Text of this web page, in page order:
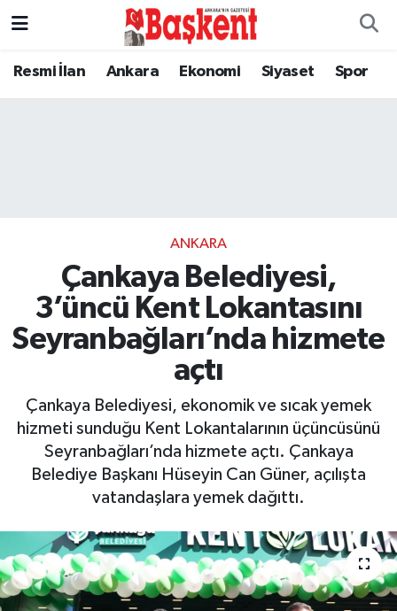
Resmi İlan Ankara Ekonomi Siyaset Spor
ANKARA
Çankaya Belediyesi,
3’üncü Kent Lokantasını
Seyranbağları’nda hizmete
açtı
Çankaya Belediyesi, ekonomik ve sıcak yemek
hizmeti sunduğu Kent Lokantalarının üçüncüsünü
Seyranbağları’nda hizmete açtı. Çankaya
Belediye Başkanı Hüseyin Can Güner, açılışta
vatandaşlara yemek dağıttı.